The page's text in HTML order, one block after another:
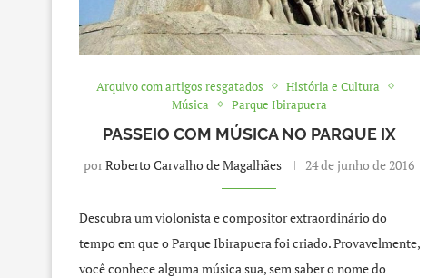
Arquivo com artigos resgatados
História e Cultura
Música
Parque Ibirapuera
PASSEIO COM MÚSICA NO PARQUE IX
porRoberto Carvalho de Magalhães 24 de junho de 2016
Descubra um violonista e compositor extraordinário do
tempo em que o Parque Ibirapuera foi criado. Provavelmente,
você conhece alguma música sua, sem saber o nome do